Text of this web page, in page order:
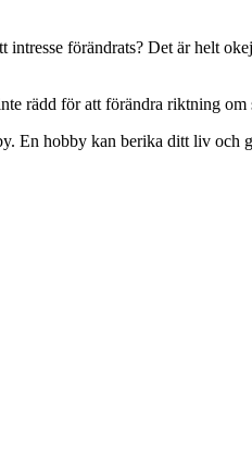
förändrats? Det är helt
rädd för att förändra riktning om
En hobby kan berika ditt liv och